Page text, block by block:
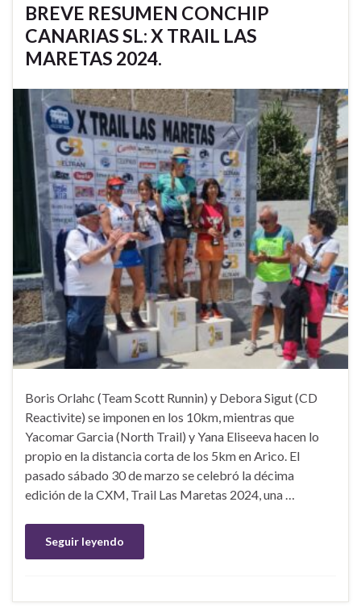
BREVE RESUMEN CONCHIP
CANARIAS SL: X TRAIL LAS
MARETAS 2024.
Boris Orlahc (Team Scott Runnin) y Debora Sigut (CD
Reactivite) se imponen en los 10km, mientras que
Yacomar Garcia (North Trail) y Yana Eliseeva hacen lo
propio en la distancia corta de los 5km en Arico. El
pasado sábado 30 de marzo se celebró la décima
edición de la CXM, Trail Las Maretas 2024, una …
Seguir leyendo